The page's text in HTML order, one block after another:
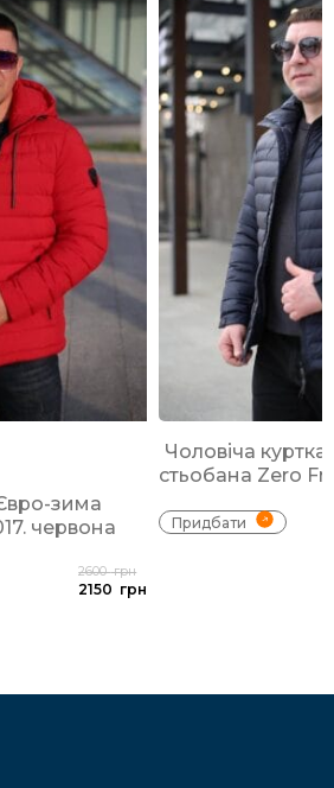
зима
червона
2600грн
2150 грн
Чоловіча
стьобана Zero
Придбати